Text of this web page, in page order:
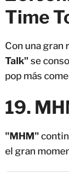
Time
Con una gran
Talk" se
pop más
19.
"MHM"
el gran